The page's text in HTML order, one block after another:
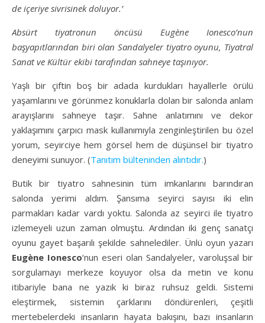
de içeriye sivrisinek doluyor.’
Absürt tiyatronun öncüsü Eugène Ionesco’nun
başyapıtlarından biri olan Sandalyeler tiyatro oyunu, Tiyatral
Sanat ve Kültür ekibi tarafından sahneye taşınıyor.
Yaşlı bir çiftin boş bir adada kurdukları hayallerle örülü
yaşamlarını ve görünmez konuklarla dolan bir salonda anlam
arayışlarını sahneye taşır. Sahne anlatımını ve dekor
yaklaşımını çarpıcı mask kullanımıyla zenginleştirilen bu özel
yorum, seyirciye hem görsel hem de düşünsel bir tiyatro
deneyimi sunuyor. (Tanıtım bülteninden alıntıdır.)
Butik bir tiyatro sahnesinin tüm imkanlarını barındıran
salonda yerimi aldım. Şansıma seyirci sayısı iki elin
parmakları kadar vardı yoktu. Salonda az seyirci ile tiyatro
izlemeyeli uzun zaman olmuştu. Ardından iki genç sanatçı
oyunu gayet başarılı şekilde sahnelediler. Ünlü oyun yazarı
Eugène Ionesco‘nun eseri olan Sandalyeler, varoluşsal bir
sorgulamayı merkeze koyuyor olsa da metin ve konu
itibariyle bana ne yazık ki biraz ruhsuz geldi. Sistemi
eleştirmek, sistemin çarklarını döndürenleri, çeşitli
mertebelerdeki insanların hayata bakışını, bazı insanların